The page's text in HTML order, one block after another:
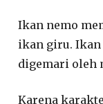
Ikan nemo
ikan giru.
digemari oleh
Karena